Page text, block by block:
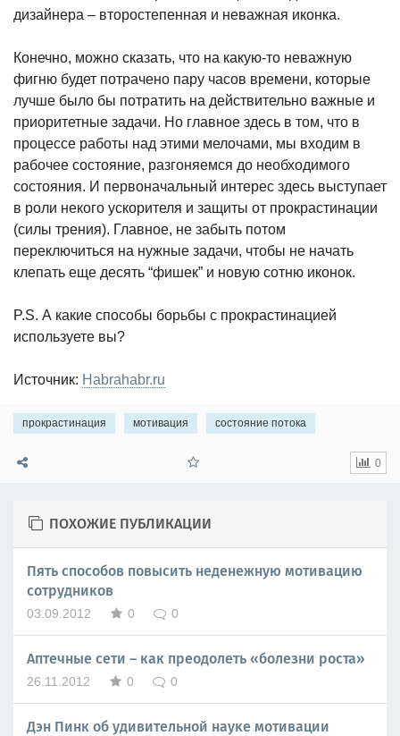
дизайнера – второстепенная и неважная иконка.
Конечно, можно сказать, что на какую-то неважную
фигню будет потрачено пару часов времени, которые
лучше было бы потратить на действительно важные и
приоритетные задачи. Но главное здесь в том, что в
процессе работы над этими мелочами, мы входим в
рабочее состояние, разгоняемся до необходимого
состояния. И первоначальный интерес здесь выступает
в роли некого ускорителя и защиты от прокрастинации
(силы трения). Главное, не забыть потом
переключиться на нужные задачи, чтобы не начать
клепать еще десять “фишек” и новую сотню иконок.
P.S. А какие способы борьбы с прокрастинацией
используете вы?
Источник: Habrahabr.ru
прокрастинация мотивация состояние потока
0
ПОХОЖИЕ ПУБЛИКАЦИИ
Пять способов повысить неденежную мотивацию
сотрудников
03.09.2012 0 0
Аптечные сети – как преодолеть «болезни роста»
26.11.2012 0 0
Дэн Пинк об удивительной науке мотивации